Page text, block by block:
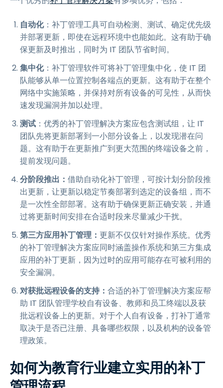
自动化：补丁管理工具可自动检测、测试、确定优先级
并部署更新，即使在远程环境中也能如此。这有助于确
保更新及时推出，同时为 IT 团队节省时间。
集中化：补丁管理软件可将补丁管理集中化，使 IT 团
队能够从单一位置控制各端点的更新。这有助于在整个
网络中实施策略，并保持对所有设备的可见性，从而快
速发现漏洞并加以处理。
测试 ：优秀的补丁管理解决方案应包含测试组，让 IT
团队先将更新部署到一小部分设备上，以发现潜在问
题。这有助于在更新推广到更大范围的终端设备之前，
提前发现问题。
分阶段推出： 借助自动化补丁管理，可按计划分阶段推
出更新，让更新以稳定节奏部署到选定的设备组，而不
是一次性全部部署。这有助于确保更新正确安装，并通
过将更新时间安排在合适时段来尽量减少干扰。
第三方应用补丁管理： 更新不仅仅针对操作系统。优秀
的补丁管理解决方案应同时涵盖操作系统和第三方集成
应用的补丁更新，因为过时的应用可能存在可被利用的
安全漏洞。
对获批远程设备的支持： 合适的补丁管理解决方案应帮
助 IT 团队管理学校自有设备、教师和员工终端以及获
批远程设备上的更新。对于个人自有设备，打补丁通常
取决于是否已注册、具备哪些权限，以及机构的设备管
理政策。
如何为教育行业建立实用的补丁